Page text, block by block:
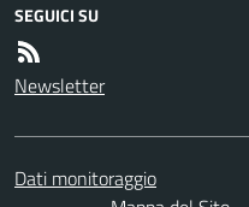
SEGUICI SU
Newsletter
Dati monitoraggio